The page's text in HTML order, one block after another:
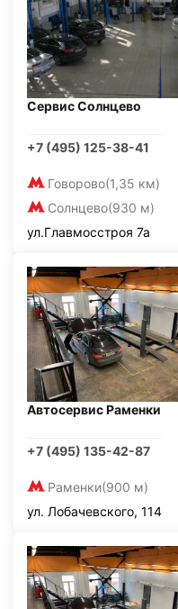
Сервис Солнцево
+7 (495) 125-38-41
Говорово(1,35 км)
Солнцево(930 м)
ул.Главмосстроя 7а
Автосервис Раменки
+7 (495) 135-42-87
Раменки(900 м)
ул. Лобачевского, 114